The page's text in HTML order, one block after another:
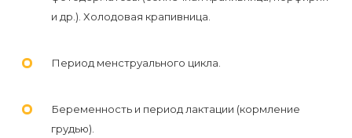
и др.). Холодовая крапивница.
Период менструального цикла.
Беременность и период лактации (кормление
грудью).